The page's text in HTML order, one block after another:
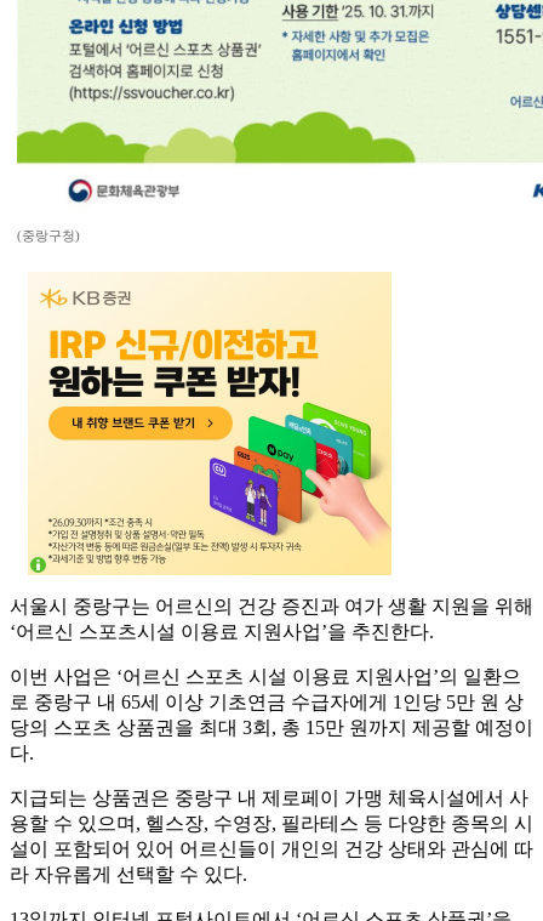
(중랑구청)
서울시 중랑구는 어르신의 건강 증진과 여가 생활 지원을 위해
‘어르신 스포츠시설 이용료 지원사업’을 추진한다.
이번 사업은 ‘어르신 스포츠 시설 이용료 지원사업’의 일환으
로 중랑구 내 65세 이상 기초연금 수급자에게 1인당 5만 원 상
당의 스포츠 상품권을 최대 3회, 총 15만 원까지 제공할 예정이
다.
지급되는 상품권은 중랑구 내 제로페이 가맹 체육시설에서 사
용할 수 있으며, 헬스장, 수영장, 필라테스 등 다양한 종목의 시
설이 포함되어 있어 어르신들이 개인의 건강 상태와 관심에 따
라 자유롭게 선택할 수 있다.